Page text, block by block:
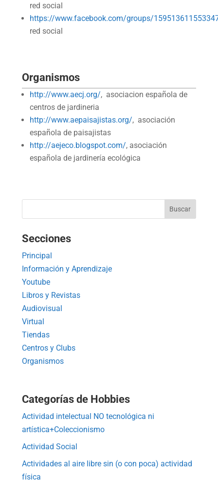
red social
https://www.facebook.com/groups/
red social
Organismos
http://www.aecj.org/, asociacion española de
centros de jardineria
http://www.aepaisajistas.org/, asociación
española de paisajistas
http://aejeco.blogspot.com/, asociación
española de jardinería ecológica
Secciones
Principal
Información y Aprendizaje
Youtube
Libros y Revistas
Audiovisual
Virtual
Tiendas
Centros y Clubs
Organismos
Categorías de Hobbies
Actividad intelectual NO tecnológica ni
artística+Coleccionismo
Actividad Social
Actividades al aire libre sin (o con poca) actividad
física